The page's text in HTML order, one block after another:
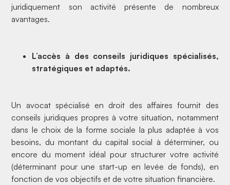
juridiquement son activité présente de nombreux
avantages.
L’accès à des conseils juridiques spécialisés,
stratégiques et adaptés.
Un avocat spécialisé en droit des affaires fournit des
conseils juridiques propres à votre situation, notamment
dans le choix de la forme sociale la plus adaptée à vos
besoins, du montant du capital social à déterminer, ou
encore du moment idéal pour structurer votre activité
(déterminant pour une start-up enlevée de fonds), en
fonction de vos objectifs et de votre situation financière.